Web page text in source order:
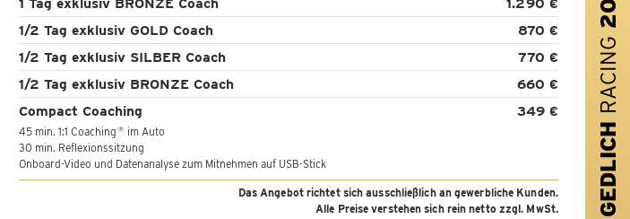
GEDLICH
RACING
1/2 Tag exklusiv GOLD Coach
870 €
1/2 Tag exklusiv SILBER Coach
770 €
1/2 Tag exklusiv BRONZE Coach
660 €
Compact Coaching
349 €
45 min. 1:1 Coaching ® im Auto
30 min. Reflexionssitzung
Onboard-Video und Datenanalyse zum Mitnehmen auf USB-Stick
Das Angebot richtet sich ausschließlich an gewerbliche Kunden.
Alle Preise verstehen sich rein netto zzgl. MwSt.